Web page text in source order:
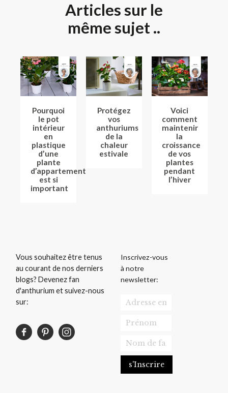
Articles sur le
même sujet ..
Pourquoi
le pot
intérieur
en
plastique
d’une
plante
d’appartement
est si
important
Protégez
vos
anthuriums
de la
chaleur
estivale
Voici
comment
maintenir
la
croissance
de vos
plantes
pendant
l’hiver
Vous souhaitez être tenus
au courant de nos derniers
blogs? Devenez fan
d'anthurium et suivez-nous
sur:
Inscrivez-vous
à notre
newsletter: